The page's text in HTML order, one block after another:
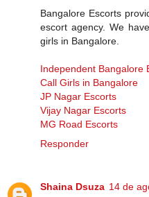
Bangalore Escorts
escort agency. We
girls in Bangalore.
Independent Bangalore
Call Girls in Bangalore
JP Nagar Escorts
Vijay Nagar Escorts
MG Road Escorts
Responder
Shaina Dsuza 14 de